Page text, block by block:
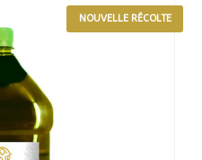
NOUVELLE RÉCOLTE